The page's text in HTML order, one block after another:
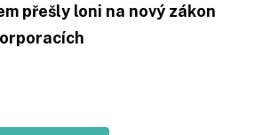
přešly loni na nový zákon